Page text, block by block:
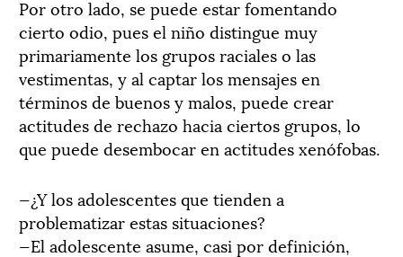
Por otro lado, se puede estar fomentando
cierto odio, pues el niño distingue muy
primariamente los grupos raciales o las
vestimentas, y al captar los mensajes en
términos de buenos y malos, puede crear
actitudes de rechazo hacia ciertos grupos, lo
que puede desembocar en actitudes xenófobas.
—¿Y los adolescentes que tienden a
problematizar estas situaciones?
—El adolescente asume, casi por definición,